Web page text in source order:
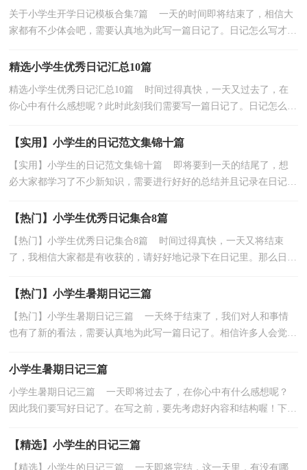
关于小学生开学日记模板合集7篇 一天的时间即将结束了，相信大
家都有不少体会吧，需要认真地为此写一篇日记了。日记怎么写才合
精选小学生优秀日记汇总10篇
精选小学生优秀日记汇总10篇 时间过得真快，一天又过去了，在
你心中有什么感想呢？此时此刻我们需要写一篇日记了。日记怎么写
【实用】小学生的日记范文集锦十篇
【实用】小学生的日记范文集锦十篇 即将要到一天的结尾了，想
必大家都学习了不少新知识，需要进行好好的总结并且记录在日记里
【热门】小学生优秀日记集合8篇
【热门】小学生优秀日记集合8篇 时间过得真快，一天又将结束
了，我相信大家都是有收获的，请好好地记录下在日记里。那么日记
【热门】小学生暑期日记三篇
【热门】小学生暑期日记三篇 一天终于结束了，我们对人和事情
也有了新的看法，需要认真地为此写一篇日记了。相信许多人会觉得
小学生暑期日记三篇
小学生暑期日记三篇 一天即将过去了，在你心中有什么感想呢？
因此我们要写好日记了。在写之前，要先考虑好内容和结构喔！下面
【精选】小学生的日记三篇
【精选】小学生的日记三篇 一天即将完结，这一天里，有没有哪